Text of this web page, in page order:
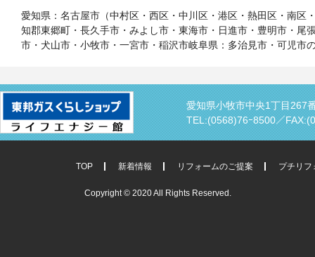
愛知県：名古屋市（中村区・西区・中川区・港区・熱田区・南
知郡東郷町・長久手市・みよし市・東海市・日進市・豊明市・
市・犬山市・小牧市・一宮市・稲沢市岐阜県：多治見市・可児市
愛知県小牧市中央1丁目267
TEL:(0568)76ｰ8500／
TOP 新着情報 リフォームのご提案 プチリフ
Copyright © 2020 All Rights Reserved.